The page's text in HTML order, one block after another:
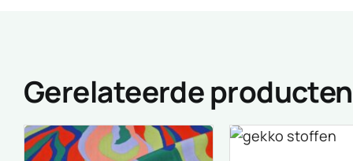
Gerelateerde producten